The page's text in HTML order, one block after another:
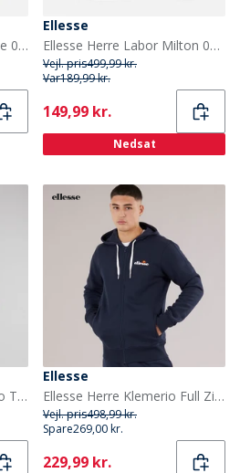
Ellesse Herre Harvey Dante 001 Træningssko Navy
Ellesse
Ellesse Herre Labor Milton 002 Træningssko Navy
Vejl. pris499,99 kr.
Var189,99 kr.
Current
149,99 kr.
Nedsat
Ellesse Herre Cleffios Logo T-shirt Sort/Hvid
Ellesse
Ellesse Herre Klemerio Full Zip Hættetrøje Navy
Vejl. pris498,99 kr.
Spare269,00 kr.
Current
229,99 kr.